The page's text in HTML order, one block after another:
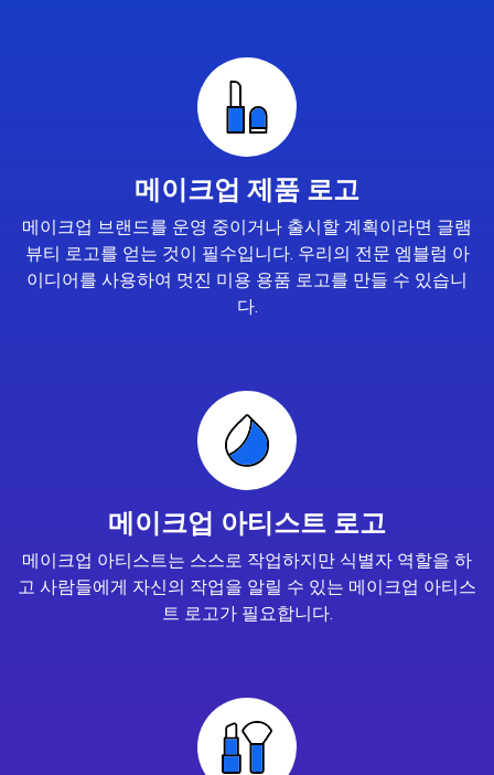
메이크업 제품 로고
메이크업 브랜드를 운영 중이거나 출시할 계획이라면 글램
뷰티 로고를 얻는 것이 필수입니다. 우리의 전문 엠블럼 아
이디어를 사용하여 멋진 미용 용품 로고를 만들 수 있습니
다.
메이크업 아티스트 로고
메이크업 아티스트는 스스로 작업하지만 식별자 역할을 하
고 사람들에게 자신의 작업을 알릴 수 있는 메이크업 아티스
트 로고가 필요합니다.